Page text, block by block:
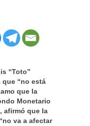
“Toto”
que “no está
que la
Monetario
afirmó que la
va a afectar